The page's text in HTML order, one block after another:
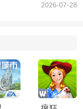
体一致，但有部
剧情、台词进行审
国服《如鸢》进行
情感表达方面更含
2026-07-28